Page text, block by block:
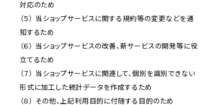
対応のため
（５） 当ショップサービスに関する規約等の変更などを通
知するため
（６） 当ショップサービスの改善、新サービスの開発等に役
立てるため
（７） 当ショップサービスに関連して、個別を識別できない
形式に加工した統計データを作成するため
（８） その他、上記利用目的に付随する目的のため